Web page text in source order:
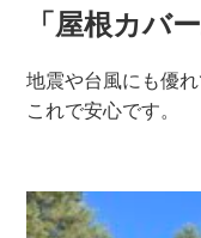
「屋根カバ
地震や台風にも優
これで安心です。